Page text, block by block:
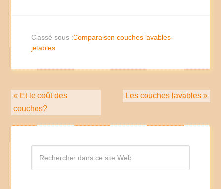
Classé sous :Comparaison couches lavables-
jetables
« Et le coût des
couches?
Les couches lavables »